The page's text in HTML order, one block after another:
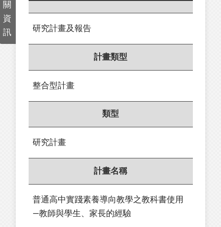
關
資
訊
研究計畫及報告
計畫類型
整合型計畫
類型
研究計畫
計畫名稱
普通高中實踐素養導向教學之教科書使用
—教師與學生、家長的經驗